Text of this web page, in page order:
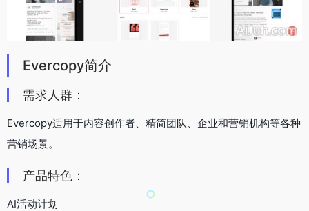
Evercopy简介
需求人群：
Evercopy适用于内容创作者、精简团队、企业和营销机构等各种
营销场景。
产品特色：
AI活动计划